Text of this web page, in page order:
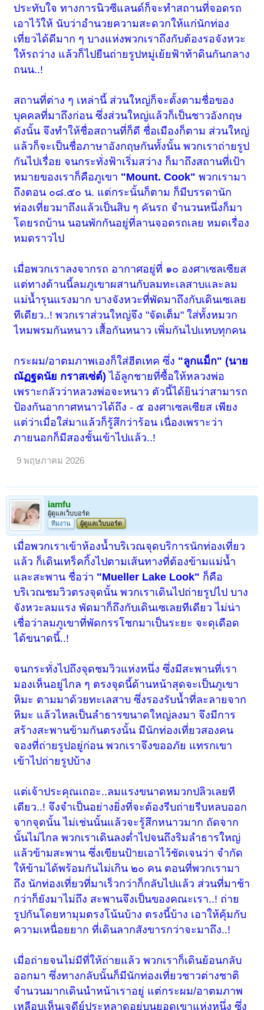
ประทับใจ ทางการนิวซีแลนด์ก็จะทำสถานที่จอดรถ
เอาไว้ให้ นับว่าอำนวยความสะดวกให้แก่นักท่อง
เที่ยวได้ดีมาก ๆ บางแห่งพวกเราถึงกับต้องรอจังหวะ
ให้รถว่าง แล้วก็ไปยืนถ่ายรูปหมู่เย้ยฟ้าท้าดินกันกลาง
ถนน..!
สถานที่ต่าง ๆ เหล่านี้ ส่วนใหญ่ก็จะตั้งตามชื่อของ
บุคคลที่มาถึงก่อน ซึ่งส่วนใหญ่แล้วก็เป็นชาวอังกฤษ
ดังนั้น จึงทำให้ชื่อสถานที่ก็ดี ชื่อเมืองก็ตาม ส่วนใหญ่
แล้วก็จะเป็นชื่อภาษาอังกฤษกันทั้งนั้น พวกเราถ่ายรูป
กันไปเรื่อย จนกระทั่งฟ้าเริ่มสว่าง ก็มาถึงสถานที่เป้า
หมายของเราก็คือภูเขา "Mount. Cook"พวกเรามา
ถึงตอน ๐๘.๕๐ น. แต่กระนั้นก็ตาม ก็มีบรรดานัก
ท่องเที่ยวมาถึงแล้วเป็นสิบ ๆ คันรถ จำนวนหนึ่งก็มา
โดยรถบ้าน นอนพักกันอยู่ที่ลานจอดรถเลย หมดเรื่อง
หมดราวไป
เมื่อพวกเราลงจากรถ อากาศอยู่ที่ ๑๐ องศาเซลเซียส
แต่ทางด้านนี้ลมภูเขาผสานกับลมทะเลสาบและลม
แม่น้ำรุนแรงมาก บางจังหวะที่พัดมาถึงกับเดินเซเลย
ทีเดียว..! พวกเราส่วนใหญ่จึง "จัดเต็ม" ใส่ทั้งหมวก
ไหมพรมกันหนาว เสื้อกันหนาว เพิ่มกันไปแทบทุกคน
กระผม/อาตมภาพเองก็ใส่ฮีตเทค ซึ่ง "ลูกแม็ก" (นาย
ณัฏฐดนัย กราสเซ่ต์) ไอ้ลูกชายที่ซื้อให้หลวงพ่อ
เพราะกลัวว่าหลวงพ่อจะหนาว ตัวนี้ได้ยินว่าสามารถ
ป้องกันอากาศหนาวได้ถึง - ๕ องศาเซลเซียส เพียง
แต่ว่าเมื่อใส่มาแล้วก็รู้สึกว่าร้อน เนื่องเพราะว่า
ภายนอกก็มีสองชั้นเข้าไปแล้ว..!
9 พฤษภาคม 2026
iamfu
ผู้ดูแลเว็บบอร์ด
ทีมงาน
ผู้ดูแลเว็บบอร์ด
เมื่อพวกเราเข้าห้องน้ำบริเวณจุดบริการนักท่องเที่ยว
แล้ว ก็เดินเทร็คกิ้งไปตามเส้นทางที่ต้องข้ามแม่น้ำ
และสะพาน ชื่อว่า "Mueller Lake Look" ก็คือ
บริเวณชมวิวตรงจุดนั้น พวกเราเดินไปถ่ายรูปไป บาง
จังหวะลมแรง พัดมาก็ถึงกับเดินเซเลยทีเดียว ไม่น่า
เชื่อว่าลมภูเขาที่พัดกรรโชกมาเป็นระยะ จะดุเดือด
ได้ขนาดนี้..!
จนกระทั่งไปถึงจุดชมวิวแห่งหนึ่ง ซึ่งมีสะพานที่เรา
มองเห็นอยู่ไกล ๆ ตรงจุดนี้ด้านหน้าสุดจะเป็นภูเขา
หิมะ ตามมาด้วยทะเลสาบ ซึ่งรองรับน้ำที่ละลายจาก
หิมะ แล้วไหลเป็นลำธารขนาดใหญ่ลงมา จึงมีการ
สร้างสะพานข้ามกันตรงนั้น มีนักท่องเที่ยวสองคน
จองที่ถ่ายรูปอยู่ก่อน พวกเราจึงขออภัย แทรกเขา
เข้าไปถ่ายรูปบ้าง
แต่เจ้าประคุณเถอะ..ลมแรงขนาดหมวกปลิวเลยที
เดียว..! จึงจำเป็นอย่างยิ่งที่จะต้องรีบถ่ายรีบหลบออก
จากจุดนั้น ไม่เช่นนั้นแล้วจะรู้สึกหนาวมาก ถัดจาก
นั้นไม่ไกล พวกเราเดินลงต่ำไปจนถึงริมลำธารใหญ่
แล้วข้ามสะพาน ซึ่งเขียนป้ายเอาไว้ชัดเจนว่า จำกัด
ให้ข้ามได้พร้อมกันไม่เกิน ๒๐ คน ตอนที่พวกเรามา
ถึง นักท่องเที่ยวที่มาเร็วกว่าก็กลับไปแล้ว ส่วนที่มาช้า
กว่าก็ยังมาไม่ถึง สะพานจึงเป็นของคณะเรา..! ถ่าย
รูปกันโดยหามุมตรงโน้นบ้าง ตรงนี้บ้าง เอาให้คุ้มกับ
ความเหนื่อยยาก ที่เดินลากสังขารกว่าจะมาถึง..!
เมื่อถ่ายจนไม่มีที่ให้ถ่ายแล้ว พวกเราก็เดินย้อนกลับ
ออกมา ซึ่งทางกลับนั้นก็มีนักท่องเที่ยวชาวต่างชาติ
จำนวนมากเดินนำหน้าเราอยู่ แต่กระผม/อาตมภาพ
เหลือบเห็นเจดีย์ประหลาดอยู่บนยอดเขาแห่งหนึ่ง ซึ่ง